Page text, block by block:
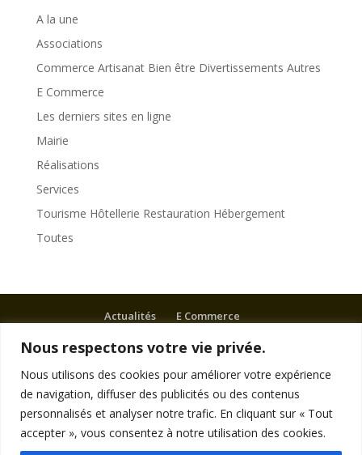
Nous respectons votre vie privée.
Nous utilisons des cookies pour améliorer votre expérience
de navigation, diffuser des publicités ou des contenus
personnalisés et analyser notre trafic. En cliquant sur « Tout
accepter », vous consentez à notre utilisation des cookies.
A la une
Associations
Commerce Artisanat Bien être Divertissements Autres
E Commerce
Les derniers sites en ligne
Mairie
Réalisations
Services
Tourisme Hôtellerie Restauration Hébergement
Toutes
Actualités
E Commerce
Services
Mairies
Commerce Artisanat Bien-être Divertissements
Autres
Associations
Politique de cookies
Politique de confidentialité
Mentions légales